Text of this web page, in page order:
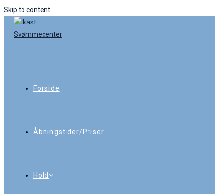
Skip to content
Forside
Åbningstider/Priser
Hold